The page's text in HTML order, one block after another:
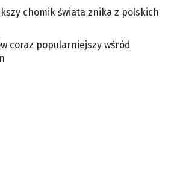
chomik świata znika z polskich
coraz popularniejszy wśród